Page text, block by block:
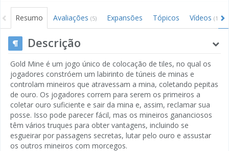
Resumo Avaliações (5) Expansões Tópicos Vídeos (1)
Descrição
Gold Mine é um jogo único de colocação de tiles, no qual os
jogadores constróem um labirinto de túneis de minas e
controlam mineiros que atravessam a mina, coletando pepitas
de ouro. Os jogadores correm para serem os primeiros a
coletar ouro suficiente e sair da mina e, assim, reclamar sua
posse. Isso pode parecer fácil, mas os mineiros gananciosos
têm vários truques para obter vantagens, incluindo se
esgueirar por passagens secretas, lutar pelo ouro e assustar
os outros mineiros com morcegos.